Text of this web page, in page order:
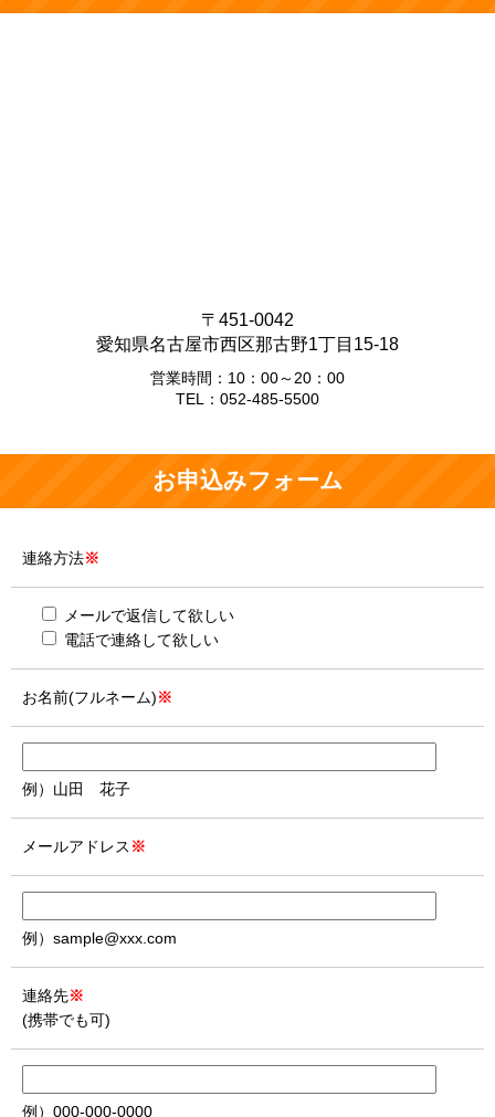
〒451-0042
愛知県名古屋市西区那古野1丁目15-18
営業時間：10：00～20：00
TEL：052-485-5500
お申込みフォーム
連絡方法※
メールで返信して欲しい
電話で連絡して欲しい
お名前(フルネーム)※
例）山田 花子
メールアドレス ※
例）sample@xxx.com
連絡先※
(携帯でも可)
例）000-000-0000